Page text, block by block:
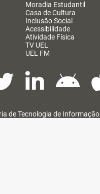
Moradia Estudantil
Casa de Cultura
Inclusão Social
Acessibilidade
Atividade Física
TV UEL
UEL FM
de Tecnologia de Informação